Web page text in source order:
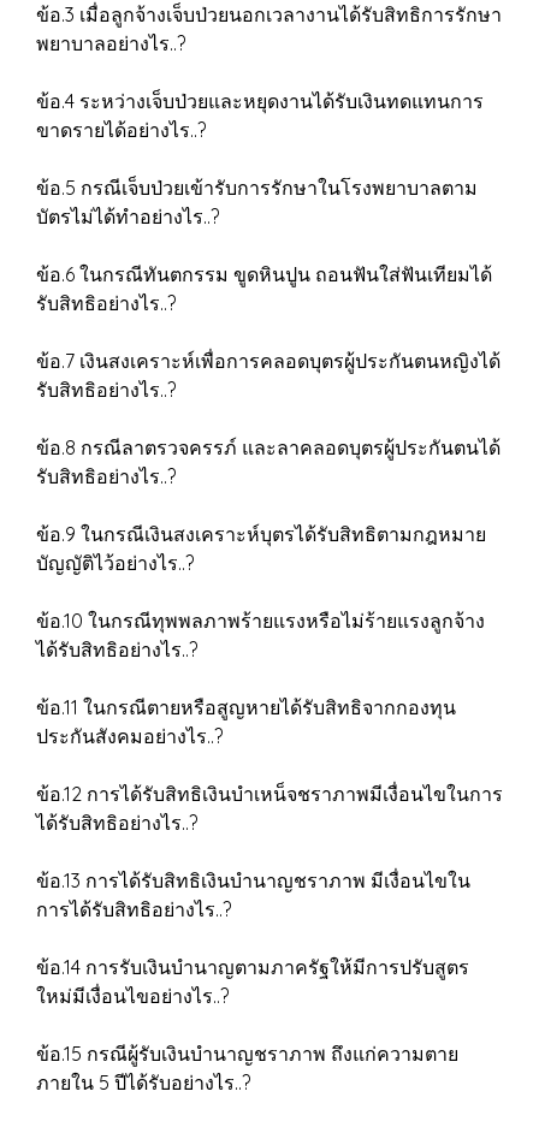
ข้อ.3 เมื่อลูกจ้างเจ็บป่วยนอกเวลางานได้รับสิทธิการรักษา
พยาบาลอย่างไร..?
ข้อ.4 ระหว่างเจ็บป่วยและหยุดงานได้รับเงินทดแทนการ
ขาดรายได้อย่างไร..?
ข้อ.5 กรณีเจ็บป่วยเข้ารับการรักษาในโรงพยาบาลตาม
บัตรไม่ได้ทำอย่างไร..?
ข้อ.6 ในกรณีทันตกรรม ขูดหินปูน ถอนฟันใส่ฟันเทียมได้
รับสิทธิอย่างไร..?
ข้อ.7 เงินสงเคราะห์เพื่อการคลอดบุตรผู้ประกันตนหญิงได้
รับสิทธิอย่างไร..?
ข้อ.8 กรณีลาตรวจครรภ์ และลาคลอดบุตรผู้ประกันตนได้
รับสิทธิอย่างไร..?
ข้อ.9 ในกรณีเงินสงเคราะห์บุตรได้รับสิทธิตามกฎหมาย
บัญญัติไว้อย่างไร..?
ข้อ.10 ในกรณีทุพพลภาพร้ายแรงหรือไม่ร้ายแรงลูกจ้าง
ได้รับสิทธิอย่างไร..?
ข้อ.11 ในกรณีตายหรือสูญหายได้รับสิทธิจากกองทุน
ประกันสังคมอย่างไร..?
ข้อ.12 การได้รับสิทธิเงินบำเหน็จชราภาพมีเงื่อนไขในการ
ได้รับสิทธิอย่างไร..?
ข้อ.13 การได้รับสิทธิเงินบำนาญชราภาพ มีเงื่อนไขใน
การได้รับสิทธิอย่างไร..?
ข้อ.14 การรับเงินบำนาญตามภาครัฐให้มีการปรับสูตร
ใหม่มีเงื่อนไขอย่างไร..?
ข้อ.15 กรณีผู้รับเงินบำนาญชราภาพ ถึงแก่ความตาย
ภายใน 5 ปีได้รับอย่างไร..?